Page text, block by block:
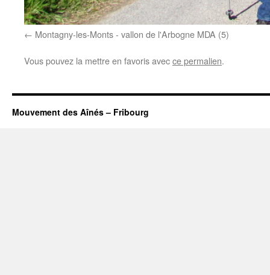
Montagny-les-Monts - vallon de l'Arbogne MDA (5)
Vous pouvez la mettre en favoris avecce permalien.
Mouvement des Aînés – Fribourg